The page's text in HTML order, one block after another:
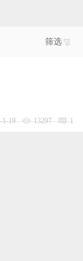
筛选
1-19 13297 1